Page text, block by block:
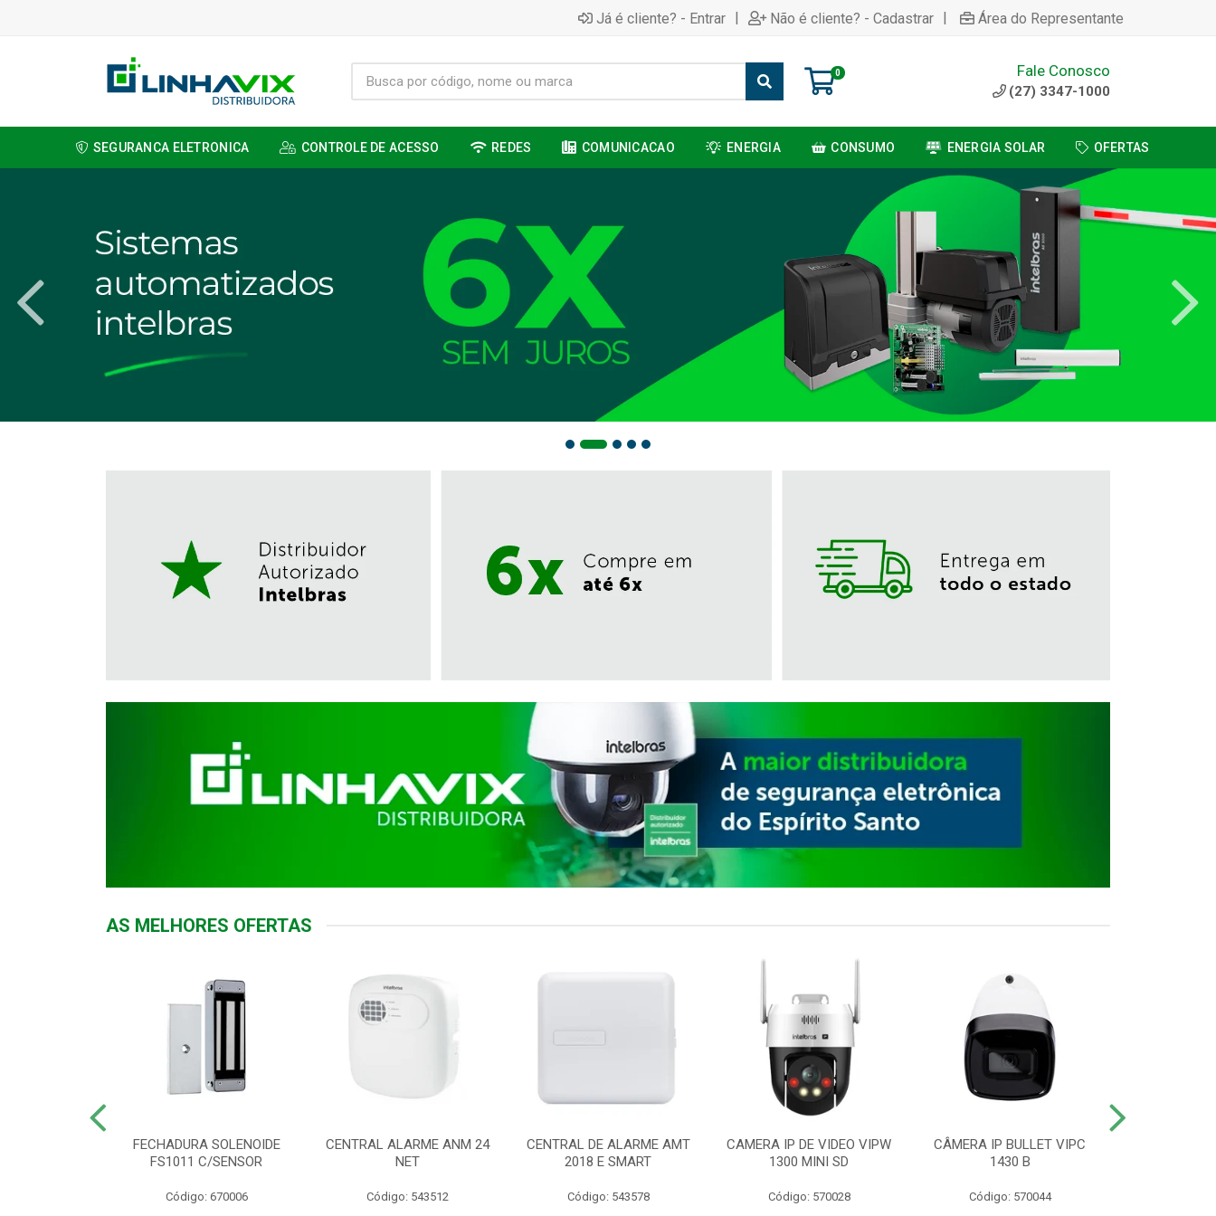
Já é cliente? - Entrar | Não é cliente? - Cadastrar | Área do Representante
0 Fale Conosco
(27) 3347-1000
SEGURANCA ELETRONICA CONTROLE DE ACESSO REDES COMUNICACAO ENERGIA CONSUMO ENERGIA SOLAR OFERTAS
AS MELHORES OFERTAS
FECHADURA SOLENOIDE
FS1011 C/SENSOR
Código: 670006
CENTRAL ALARME ANM 24
NET
Código: 543512
CENTRAL DE ALARME AMT
2018 E SMART
Código: 543578
CAMERA IP DE VIDEO VIPW
1300 MINI SD
Código: 570028
CÂMERA IP BULLET VIPC
1430 B
Código: 570044